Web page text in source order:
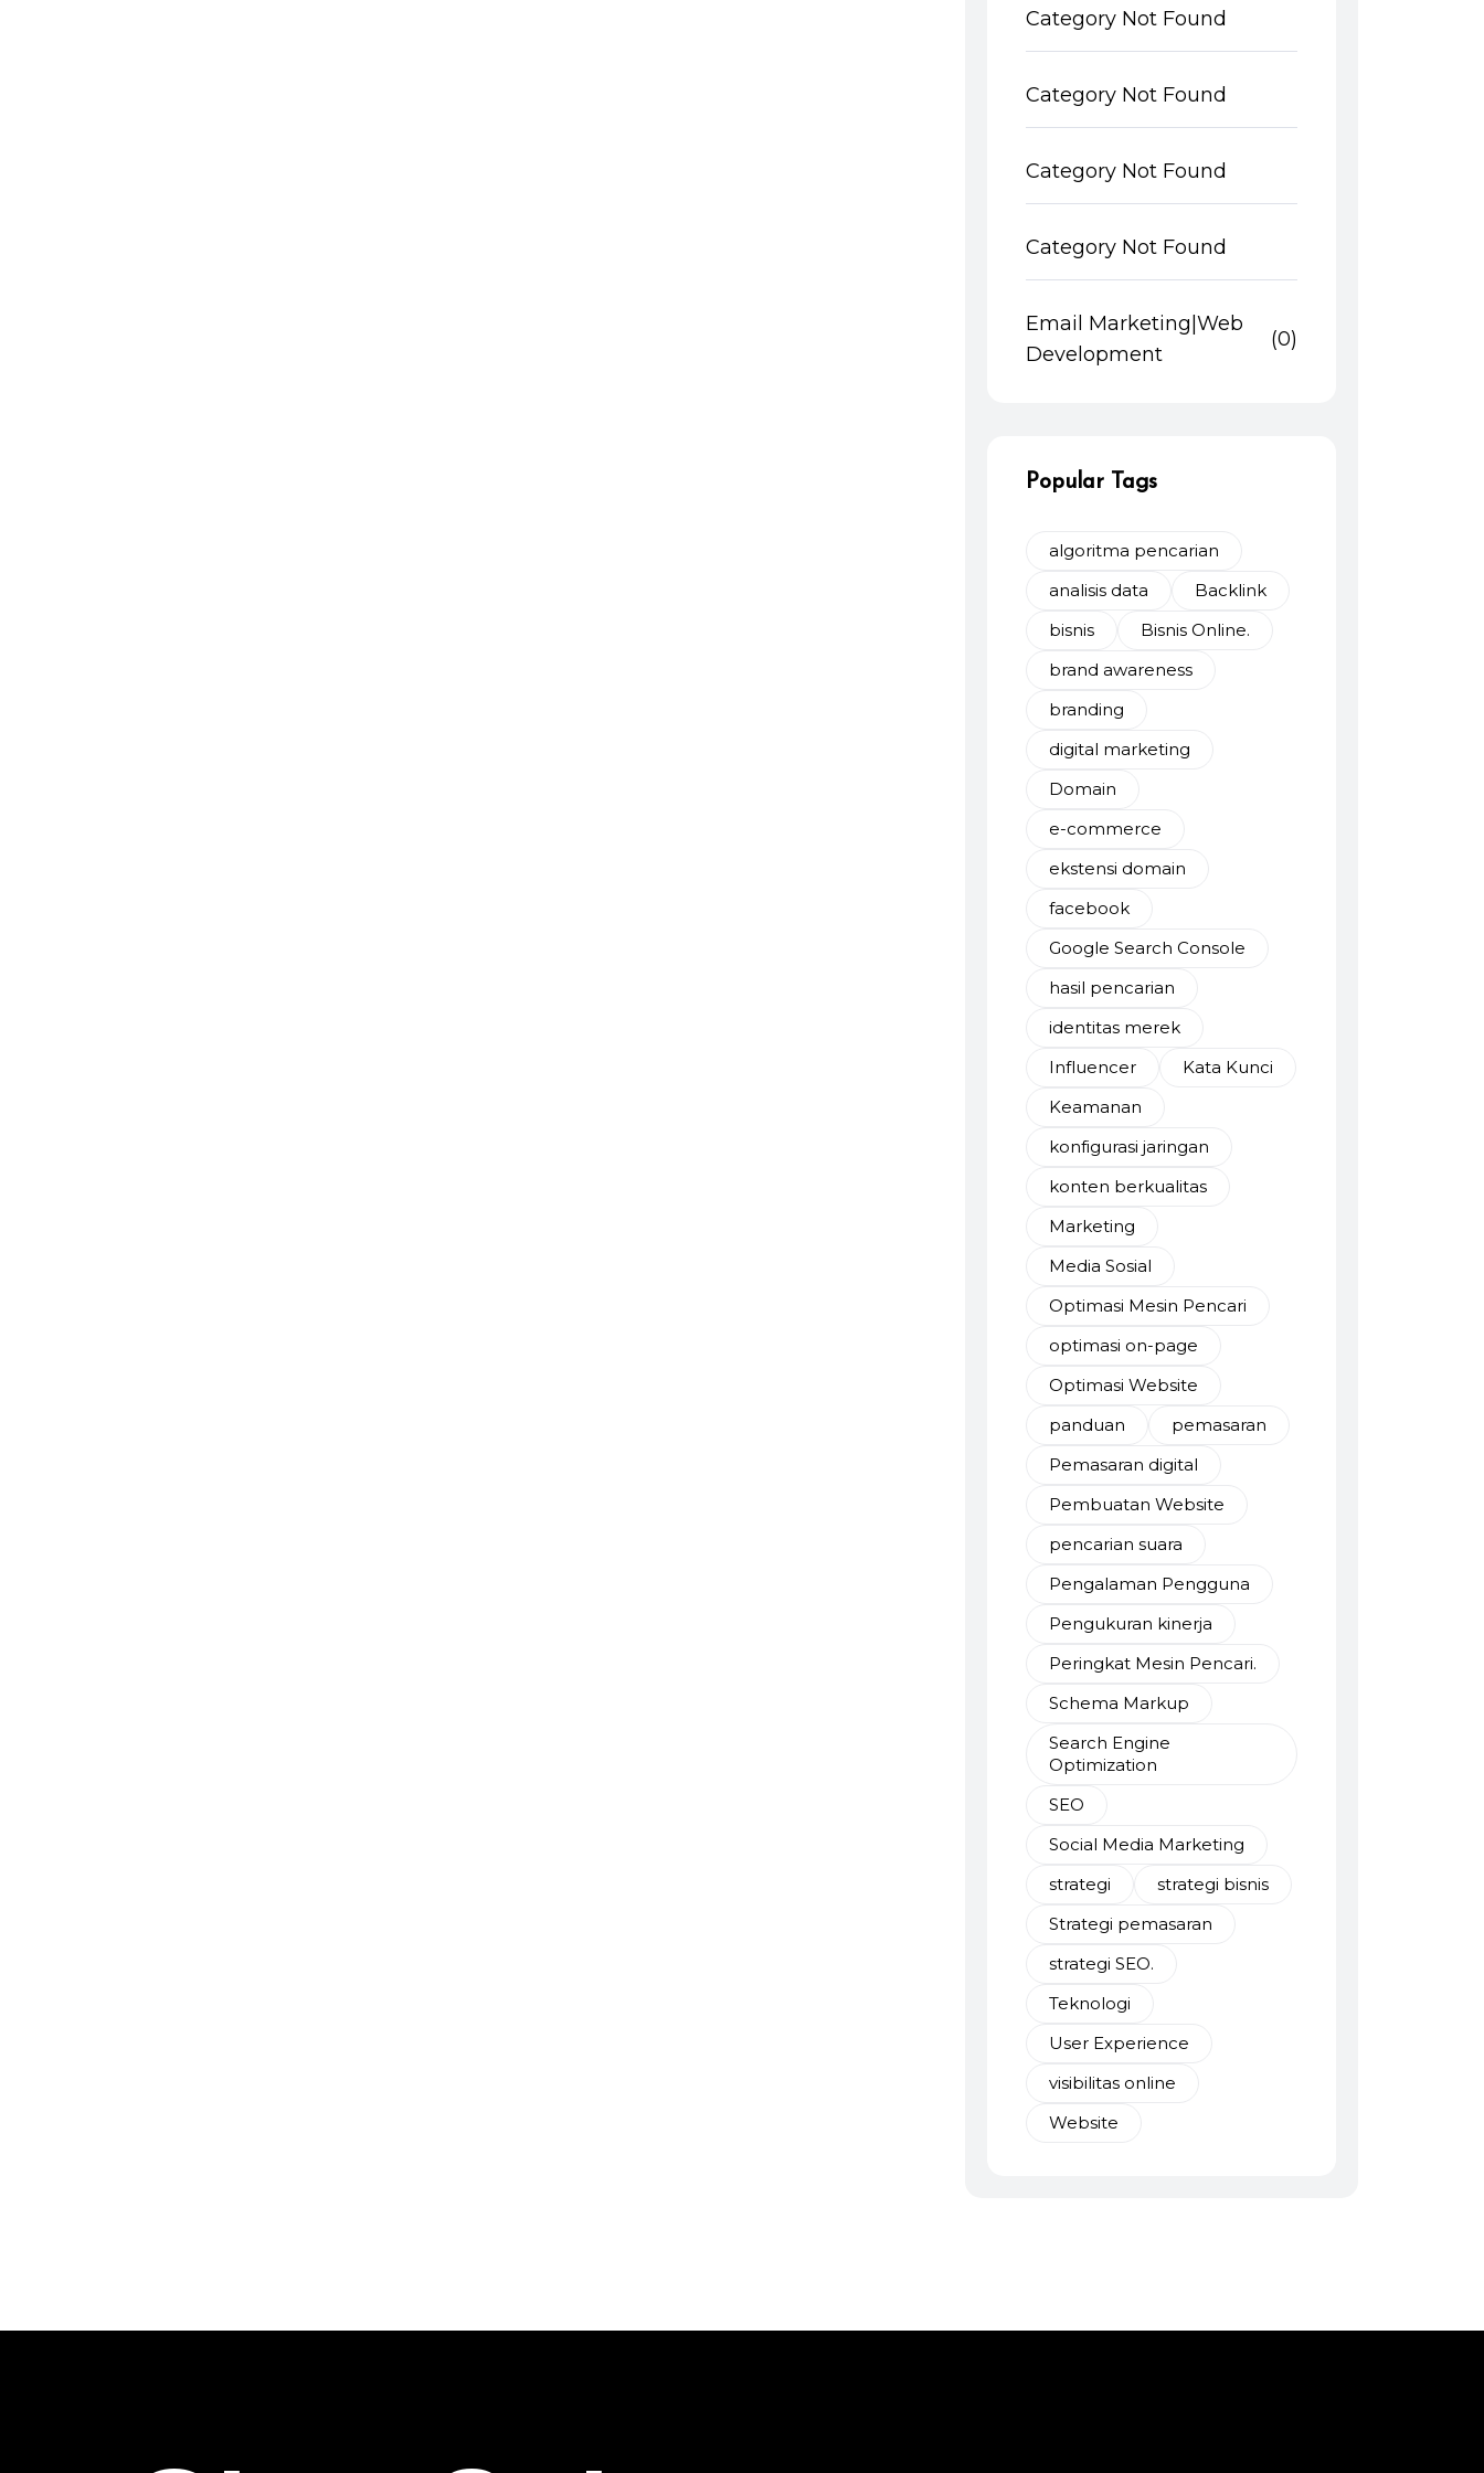
Category Not Found
Category Not Found
Category Not Found
Category Not Found
Email Marketing|Web
Development
(0)
Popular Tags
algoritma pencarian
analisis data
Backlink
bisnis
Bisnis Online.
brand awareness
branding
digital marketing
Domain
e-commerce
ekstensi domain
facebook
Google Search Console
hasil pencarian
identitas merek
Influencer
Kata Kunci
Keamanan
konfigurasi jaringan
konten berkualitas
Marketing
Media Sosial
Optimasi Mesin Pencari
optimasi on-page
Optimasi Website
panduan
pemasaran
Pemasaran digital
Pembuatan Website
pencarian suara
Pengalaman Pengguna
Pengukuran kinerja
Peringkat Mesin Pencari.
Schema Markup
Search Engine
Optimization
SEO
Social Media Marketing
strategi
strategi bisnis
Strategi pemasaran
strategi SEO.
Teknologi
User Experience
visibilitas online
Website